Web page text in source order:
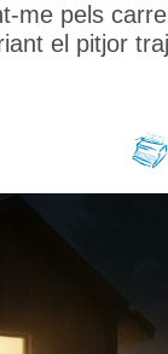
me pels
el pitjor